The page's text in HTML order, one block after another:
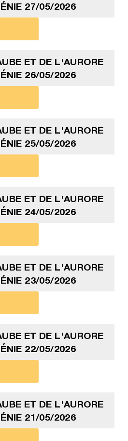
27/05/2026
ET DE L'AURORE
26/05/2026
ET DE L'AURORE
25/05/2026
ET DE L'AURORE
24/05/2026
ET DE L'AURORE
23/05/2026
ET DE L'AURORE
22/05/2026
ET DE L'AURORE
21/05/2026